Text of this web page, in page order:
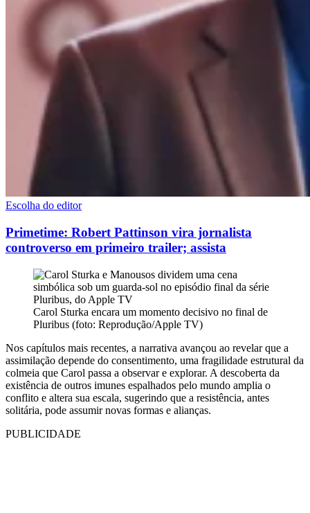
Escolha do editor
Primetime: Robert Pattinson vira jornalista
controverso em primeiro trailer; assista
Carol Sturka encara um momento decisivo no final de
Pluribus (foto: Reprodução/Apple TV)
Nos capítulos mais recentes, a narrativa avançou ao revelar que a
assimilação depende do consentimento, uma fragilidade estrutural da
colmeia que Carol passa a observar e explorar. A descoberta da
existência de outros imunes espalhados pelo mundo amplia o
conflito e altera sua escala, sugerindo que a resistência, antes
solitária, pode assumir novas formas e alianças.
PUBLICIDADE